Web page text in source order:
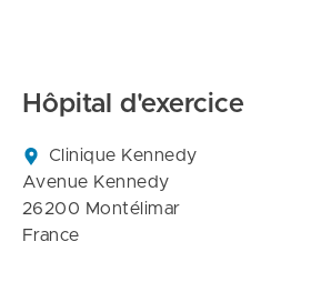
Hôpital d'exercice
Clinique Kennedy
Avenue Kennedy
26200 Montélimar
France